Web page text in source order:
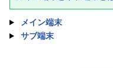
メイン端末
サブ端末